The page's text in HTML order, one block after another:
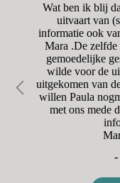
Wat ben ik blij
uitvaart van
informatie ook
Mara .De zelfde
gemoedelijke
wilde voor de
uitgekomen van
willen Paula
met ons mede
-